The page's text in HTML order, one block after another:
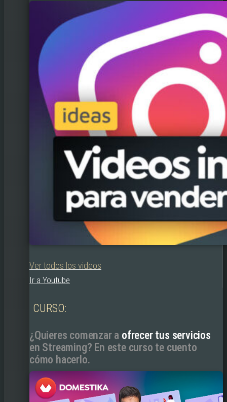
Ver todos los videos
Ir a Youtube
CURSO:
¿Quieres comenzar a ofrecer tus servicios
en Streaming? En este curso te cuento
cómo hacerlo.